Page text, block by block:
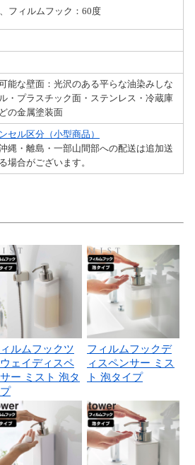
フィルムフック：60度
能な壁面：光沢のある平らな油染みしな
・プラスチック面・ステンレス・冷蔵庫
の金属塗装面
セル区分（小型商品）
縄・離島・一部山間部への配送は追加送
場合がございます。
ルムフックツ
ェイディスペ
ー ミスト 泡タ
フィルムフックデ
ィスペンサー ミス
ト 泡タイプ